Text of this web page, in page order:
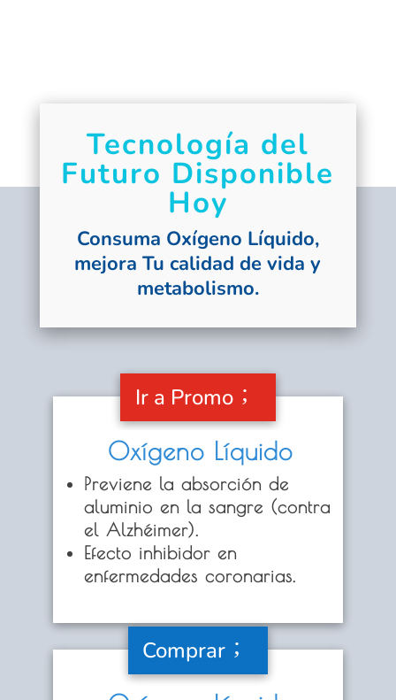
Tecnología del
Futuro Disponible
Hoy
Consuma Oxígeno Líquido,
mejora Tu calidad de vida y
metabolismo.
Ir a Promo
Oxígeno Líquido
Previene la absorción de
aluminio en la sangre (contra
el Alzhéimer).
Efecto inhibidor en
enfermedades coronarias.
Comprar